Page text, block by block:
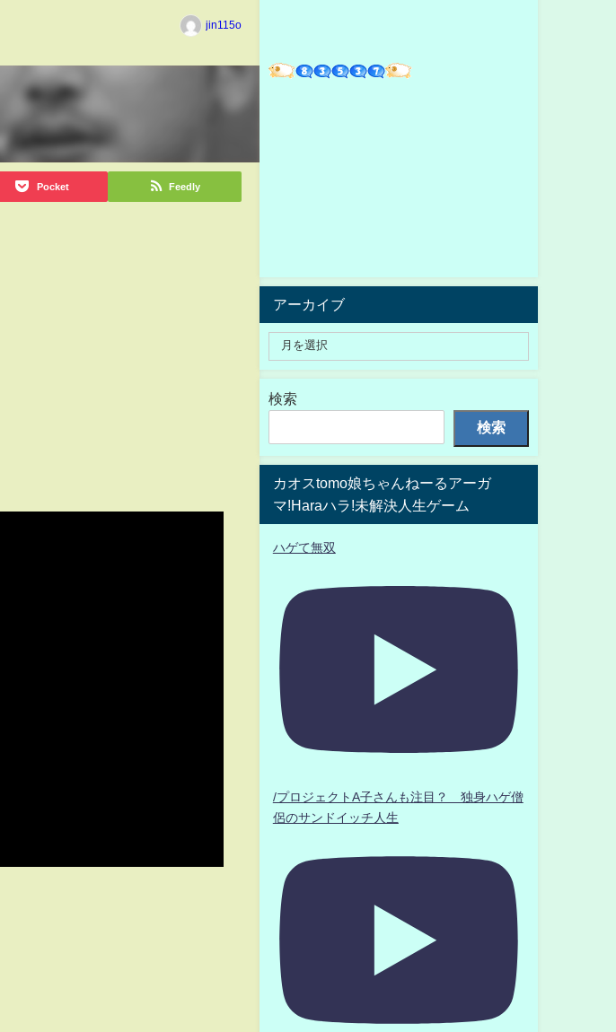
jin115o
Pocket Feedly
アーカイブ
検索
検索
カオスtomo娘ちゃんねーるアーガ
マ!Haraハラ!未解決人生ゲーム
ハゲて無双
/プロジェクトA子さんも注目？ 独身ハゲ僧
侶のサンドイッチ人生